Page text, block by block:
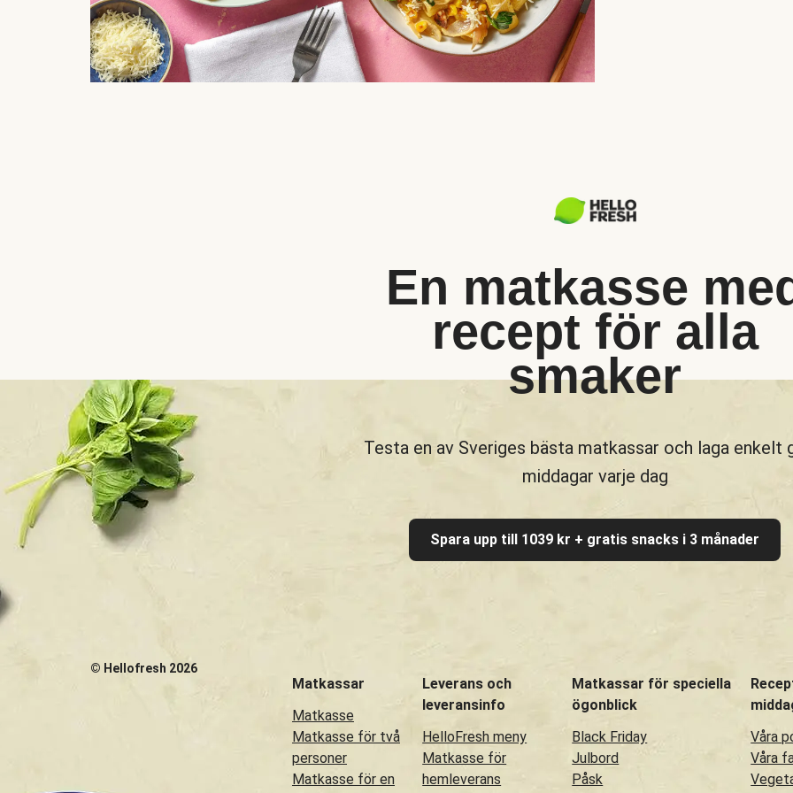
En matkasse
recept för alla
smaker
Testa en av Sveriges bästa matkassar och laga enkelt
middagar varje dag
Spara upp till 1039 kr + gratis snacks i 3 månader
© Hellofresh 2026
Matkassar
Matkasse
Matkasse för två
personer
Matkasse för en
Leverans och
leveransinfo
HelloFresh meny
Matkasse för
hemleverans
Matkassar för speciella
ögonblick
Black Friday
Julbord
Påsk
Våra
Våra